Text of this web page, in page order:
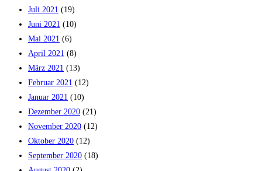
Juli 2021 (19)
Juni 2021 (10)
Mai 2021 (6)
April 2021 (8)
März 2021 (13)
Februar 2021 (12)
Januar 2021 (10)
Dezember 2020 (21)
November 2020 (12)
Oktober 2020 (12)
September 2020 (18)